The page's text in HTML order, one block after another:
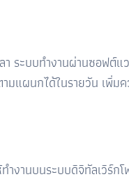
ระบบทำงานผ่านซอฟต์
แผนกได้ในรายวัน เพิ่ม
งานบนระบบดิจิทัลเวิร์ก